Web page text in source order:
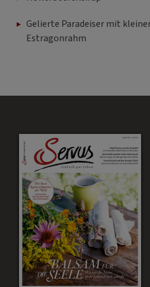
Gelierte Paradeiser mit
Estragonrahm